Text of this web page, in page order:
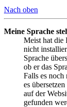
Nach oben
Meine Sprache
Meist hat die
nicht
Sprache
ob er das
Falls es
es
auf der
gefunden